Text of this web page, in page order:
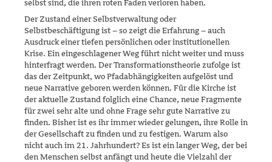
selbst sind, die ihren roten Faden verloren haben.
Der Zustand einer Selbstverwaltung oder
Selbstbeschäftigung ist – so zeigt die Erfahrung – auch
Ausdruck einer tiefen persönlichen oder institutionellen
Krise. Ein eingeschlagener Weg führt nicht weiter und muss
hinterfragt werden. Der Transformationstheorie zufolge ist
das der Zeitpunkt, wo Pfadabhängigkeiten aufgelöst und
neue Narrative gebo­ren werden können. Für die Kirche ist
der aktuelle Zustand folglich eine Chance, neue Fragmente
für zwei sehr alte und ohne Frage sehr gute Narrative zu
finden. Bisher ist es ihr immer wieder gelungen, ihre Rolle in
der Gesellschaft zu finden und zu festigen. Warum also
nicht auch im 21. Jahrhundert? Es ist ein langer Weg, der bei
den Menschen selbst an­fängt und heute die Vielzahl der